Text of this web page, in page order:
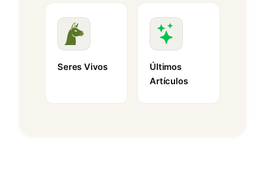
Seres Vivos
Últimos
Artículos